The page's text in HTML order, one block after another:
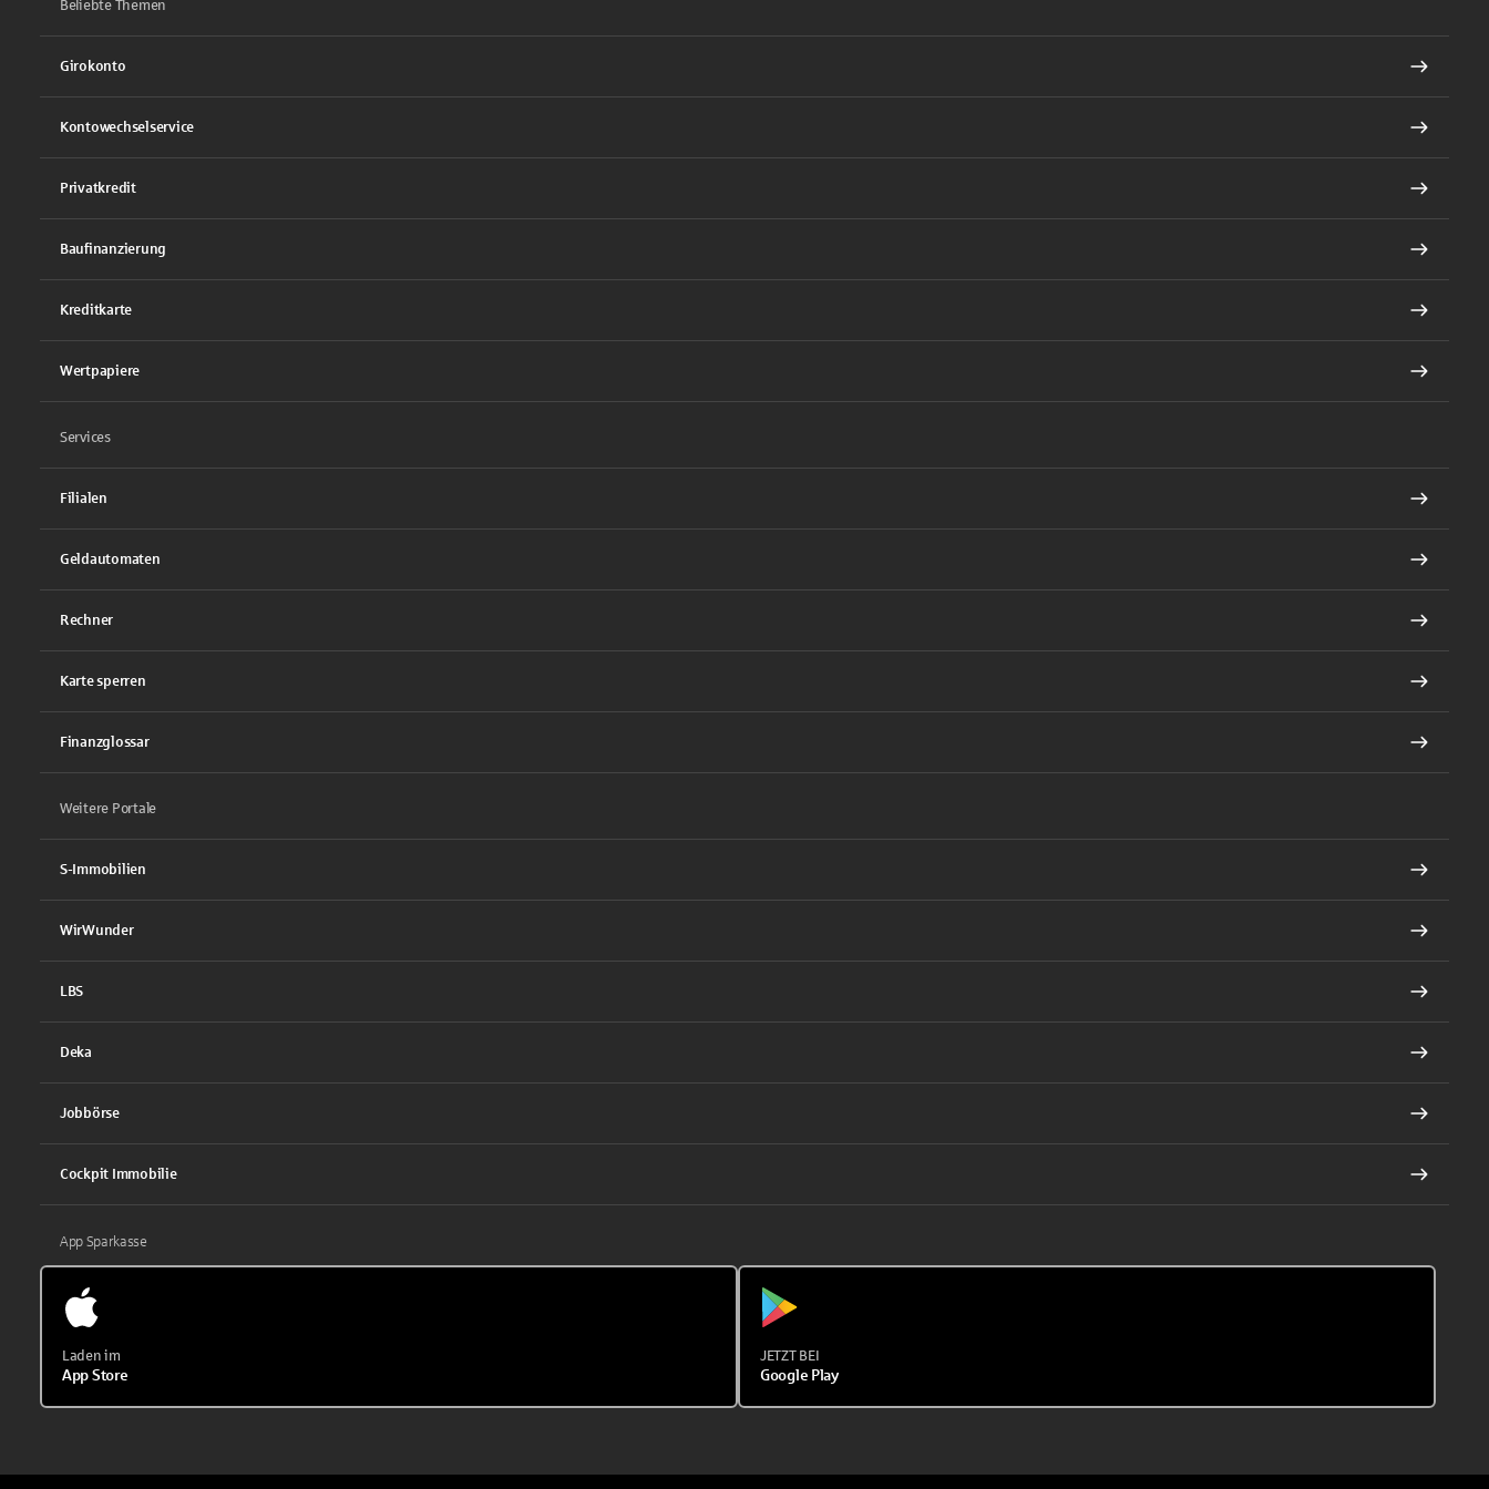
Beliebte Themen
Girokonto
Kontowechselservice
Privatkredit
Baufinanzierung
Kreditkarte
Wertpapiere
Services
Filialen
Geldautomaten
Rechner
Karte sperren
Finanzglossar
Weitere Portale
S-Immobilien
WirWunder
LBS
Deka
Jobbörse
Cockpit Immobilie
App Sparkasse
Laden im
App Store
JETZT BEI
Google Play